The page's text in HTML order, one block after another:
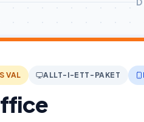
VAL ALLT-I-ETT-PAKET